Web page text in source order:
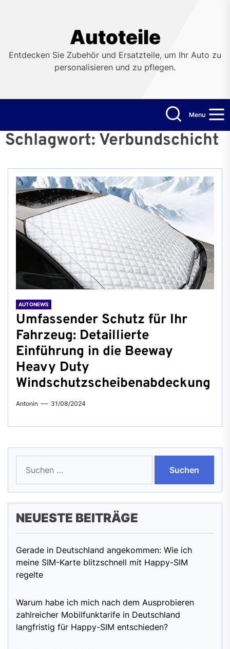
Autoteile
Entdecken Sie Zubehör und Ersatzteile, um Ihr Auto zu
personalisieren und zu pflegen.
Menu
Schlagwort: Verbundschicht
AUTONEWS
Umfassender Schutz für Ihr
Fahrzeug: Detaillierte
Einführung in die Beeway
Heavy Duty
Windschutzscheibenabdeckung
Antonin 31/08/2024
nach:
NEUESTE BEITRÄGE
Gerade in Deutschland angekommen: Wie ich
meine SIM-Karte blitzschnell mit Happy-SIM
regelte
Warum habe ich mich nach dem Ausprobieren
zahlreicher Mobilfunktarife in Deutschland
langfristig für Happy-SIM entschieden?